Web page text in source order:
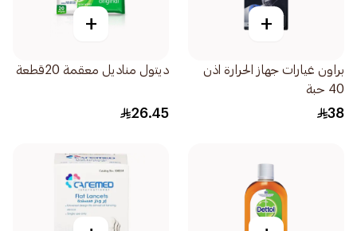
+
براون غيارات جهاز الحرارة اذن
40 حبة
38
+
ديتول مناديل معقمة 20قطعة
26.45